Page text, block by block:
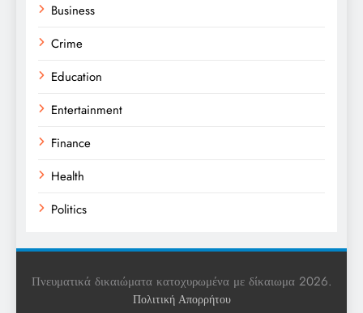
Business
Crime
Education
Entertainment
Finance
Health
Politics
Science
Πνευματικά δικαιώματα κατοχυρωμένα με δίκαιωμα 2026.
Πολιτική Απορρήτου